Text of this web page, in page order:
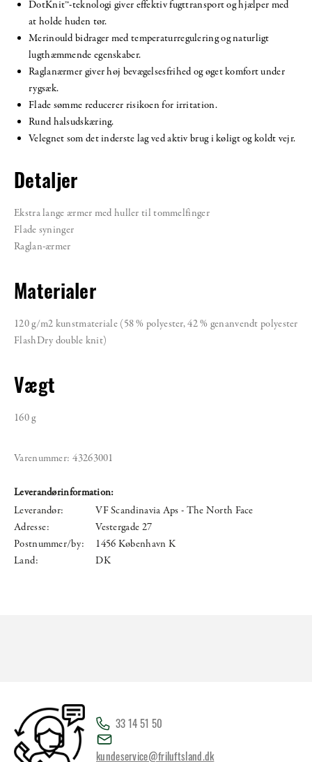
DotKnit™-teknologi giver effektiv fugttransport og hjælper med
at holde huden tør.
Merinould bidrager med temperaturregulering og naturligt
lugthæmmende egenskaber.
Raglanærmer giver høj bevægelsesfrihed og øget komfort under
rygsæk.
Flade sømme reducerer risikoen for irritation.
Rund halsudskæring.
Velegnet som det inderste lag ved aktiv brug i køligt og koldt vejr.
Detaljer
Ekstra lange ærmer med huller til tommelfinger
Flade syninger
Raglan-ærmer
Materialer
120 g/m2 kunstmateriale (58 % polyester, 42 % genanvendt polyester
FlashDry double knit)
Vægt
160 g
Varenummer: 43263001
Leverandørinformation:
Leverandør:
VF Scandinavia Aps - The North Face
Adresse:
Vestergade 27
Postnummer/by:
1456 København K
Land:
DK
33 14 51 50
kundeservice@friluftsland.dk